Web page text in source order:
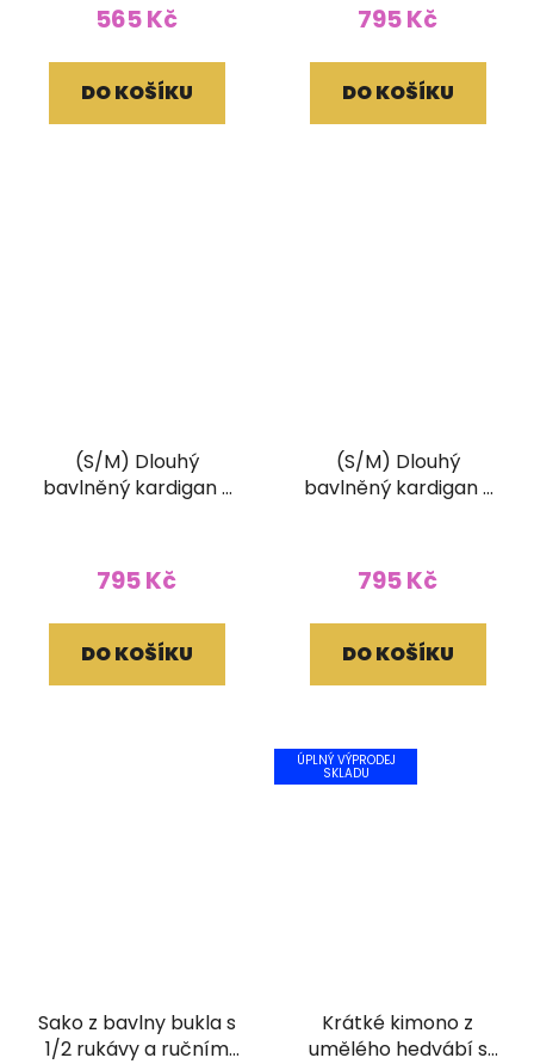
565 Kč
DO KOŠÍKU
795 Kč
DO KOŠÍKU
(S/M) Dlouhý
bavlněný kardigan s
795 Kč
DO KOŠÍKU
(S/M) Dlouhý
bavlněný kardigan s
795 Kč
DO KOŠÍKU
Sako z bavlny bukla s
1/2 rukávy a ručním
ÚPLNÝ VÝPRODEJ
SKLADU
Krátké kimono z
umělého hedvábí s